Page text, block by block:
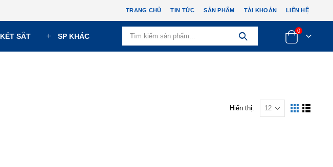
TRANG CHỦ TIN TỨC SẢN PHẨM TÀI KHOẢN LIÊN HỆ
KÉT SẮT SP KHÁC
0
Hiển thị: